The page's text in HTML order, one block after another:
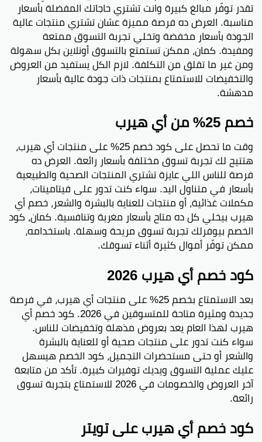
تقدر توفّر مبالغ كبيرة وانت تشتري حاجاتك المفضلة بأسعار
مناسبة. العرض ده فرصة مميزة عشان تشتري منتجات عالية
الجودة بأسعار مخفضة وتخلي تجربة التسوق ممتعة
ومفيدة. كمان، ممكن تستمتع بالتسوق أونلاين بكل سهولة
ومن غير ما تقلق من التكلفة. لازم الكل يستفيد من العروض
والتخفيضات للاستمتاع بمنتجات ذات جودة عالية بأسعار
مدهشة.
خصم 25% من أي هيرب
وقت ما تحصل على كود خصم 25% على منتجات أي هيرب،
هتتيح لك تجربة تسوق مختلفة بأسعار رائعة. العرض ده
فرصة للناس اللي عايزة تشتري المنتجات الصحية والطبيعية
بأسعار في متناول اليد. سواء كنت تدور على فيتامينات،
مكملات غذائية، أو منتجات للعناية بالبشرة والشعر، خصم أي
هيرب بيخلي كل ده متاح بأسعار مغرية وتنافسية. كمان، كود
الخصم بيوفرلك تجربة تسوق مريحة وسهلة. باستخدامه،
ممكن توفّر أموال كثيرة أثناء تسوقك.
كود خصم أي هيرب 2026
بعد الاستمتاع بخصم 25% على منتجات أي هيرب، في فرصة
جديدة ومثيرة متاحة للمتسوقين في 2026. كود خصم أي
هيرب لهذا العام يعد بعروض مذهلة وتخفيضات للناس.
سواء كنت تدور على منتجات صحية أو للعناية بالبشرة
والشعر أو حتى مستحضرات التجميل، كود الخصم هيسهل
عليك عملية التسوق ويديك توفيرات كبيرة. تأكد من متابعة
آخر العروض والخصومات في 2026 للاستمتاع بتجربة تسوق
رائعة.
كود خصم أي هيرب على تويتر